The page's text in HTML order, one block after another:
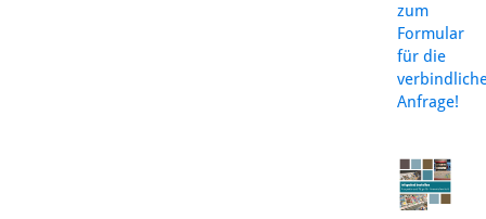
zum
Formular
für die
Anfrage!